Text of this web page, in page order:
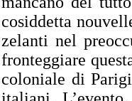
cosiddetta
zelanti nel
fronteggiare
coloniale di